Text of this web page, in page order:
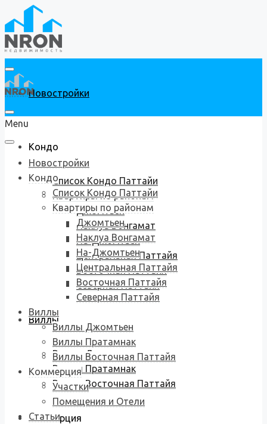
Новостройки
Кондо
Список Кондо Паттайи
Квартиры по районам
Джомтьен
Наклуа Вонгамат
На-Джомтьен
Центральная Паттайя
Восточная Паттайя
Северная Паттайя
Виллы
Виллы Джомтьен
Виллы Пратамнак
Виллы Восточная Паттайя
Коммерция
Menu
Новостройки
Кондо
Список Кондо Паттайи
Квартиры по районам
Джомтьен
Наклуа Вонгамат
На-Джомтьен
Центральная Паттайя
Восточная Паттайя
Северная Паттайя
Виллы
Виллы Джомтьен
Виллы Пратамнак
Виллы Восточная Паттайя
Коммерция
Участки
Помещения и Отели
Статьи